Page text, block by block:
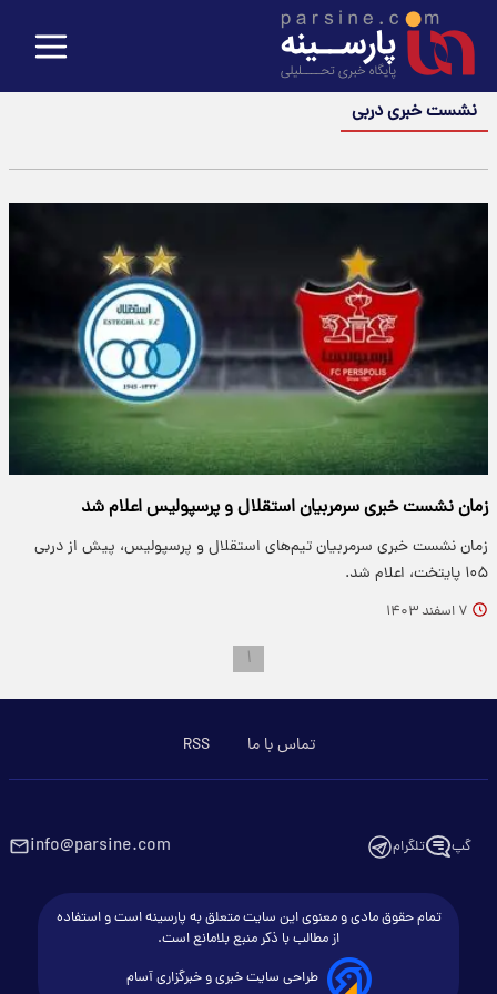
نشست خبری دربی
زمان نشست خبری سرمربیان استقلال و پرسپولیس اعلام شد
زمان نشست خبری سرمربیان تیم‌های استقلال و پرسپولیس، پیش از دربی
۱۰۵ پایتخت، اعلام شد.
۷ اسفند ۱۴۰۳
۱
تماس با ما RSS
گپ تلگرام info@parsine.com
تمام حقوق مادی و معنوی این سایت متعلق به پارسینه است و استفاده
از مطالب با ذکر منبع بلامانع است.
طراحی سایت خبری و خبرگزاری آسام